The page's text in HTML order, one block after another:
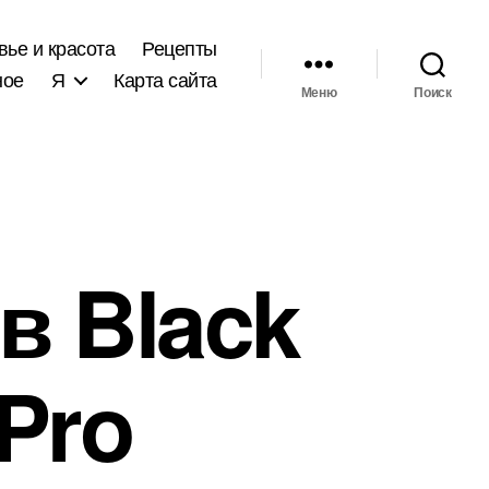
и красота
Рецепты
Я Карта сайта Меню Поиск
Black